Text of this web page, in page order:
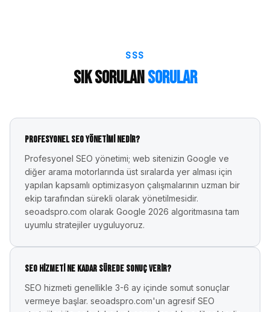
SSS
Sık SorulanSorular
Profesyonel SEO yönetimi nedir?
Profesyonel SEO yönetimi; web sitenizin Google ve
diğer arama motorlarında üst sıralarda yer alması için
yapılan kapsamlı optimizasyon çalışmalarının uzman bir
ekip tarafından sürekli olarak yönetilmesidir.
seoadspro.com olarak Google 2026 algoritmasına tam
uyumlu stratejiler uyguluyoruz.
SEO hizmeti ne kadar sürede sonuç verir?
SEO hizmeti genellikle 3-6 ay içinde somut sonuçlar
vermeye başlar. seoadspro.com'un agresif SEO